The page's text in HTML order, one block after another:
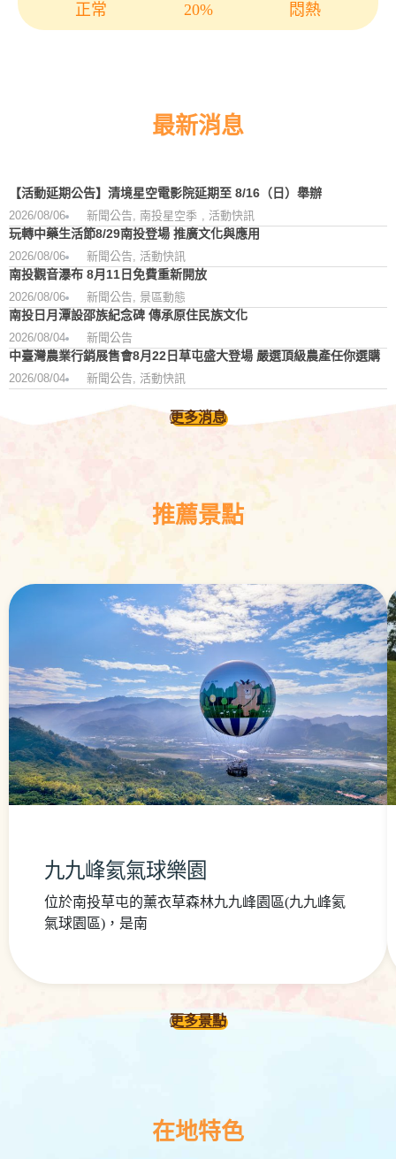
正常 20% 悶熱
最新消息
【活動延期公告】清境星空電影院延期至 8/16（日）舉辦
2026/08/06 新聞公告, 南投星空季 , 活動快訊
玩轉中藥生活節8/29南投登場 推廣文化與應用
2026/08/06 新聞公告, 活動快訊
南投觀音瀑布 8月11日免費重新開放
2026/08/06 新聞公告, 景區動態
南投日月潭設邵族紀念碑 傳承原住民族文化
2026/08/04 新聞公告
中臺灣農業行銷展售會8月22日草屯盛大登場 嚴選頂級農產任你選購
2026/08/04 新聞公告, 活動快訊
更多消息
推薦景點
九九峰氦氣球樂園
位於南投草屯的薰衣草森林九九峰園區(九九峰氦
氣球園區)，是南
更多景點
在地特色